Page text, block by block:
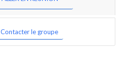
Contacter le groupe